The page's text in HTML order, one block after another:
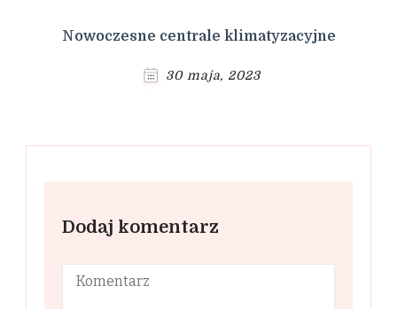
Nowoczesne centrale klimatyzacyjne
30 maja, 2023
Dodaj komentarz